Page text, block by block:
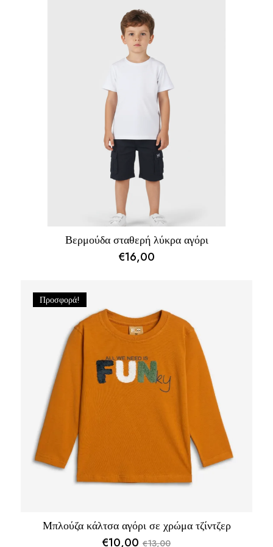
Βερμούδα σταθερή λύκρα αγόρι
€16,00
Προσφορά!
Μπλούζα κάλτσα αγόρι σε χρώμα τζίντζερ
€13,00
€10,00